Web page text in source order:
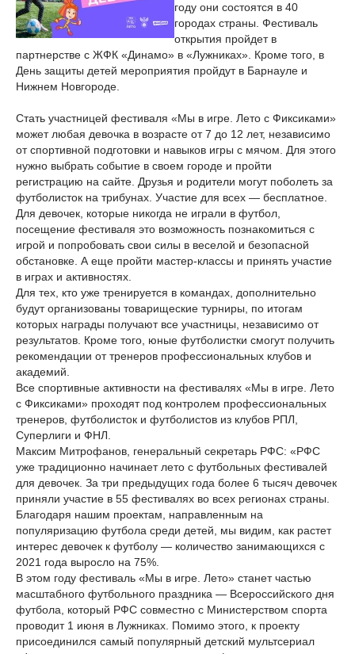
году они состоятся в 40
городах страны. Фестиваль
открытия пройдет в
партнерстве с ЖФК «Динамо» в «Лужниках». Кроме того, в
День защиты детей мероприятия пройдут в Барнауле и
Нижнем Новгороде.
Стать участницей фестиваля «Мы в игре. Лето с Фиксиками»
может любая девочка в возрасте от 7 до 12 лет, независимо
от спортивной подготовки и навыков игры с мячом. Для этого
нужно выбрать событие в своем городе и пройти
регистрацию на сайте. Друзья и родители могут поболеть за
футболисток на трибунах. Участие для всех — бесплатное.
Для девочек, которые никогда не играли в футбол,
посещение фестиваля это возможность познакомиться с
игрой и попробовать свои силы в веселой и безопасной
обстановке. А еще пройти мастер-классы и принять участие
в играх и активностях.
Для тех, кто уже тренируется в командах, дополнительно
будут организованы товарищеские турниры, по итогам
которых награды получают все участницы, независимо от
результатов. Кроме того, юные футболистки смогут получить
рекомендации от тренеров профессиональных клубов и
академий.
Все спортивные активности на фестивалях «Мы в игре. Лето
с Фиксиками» проходят под контролем профессиональных
тренеров, футболисток и футболистов из клубов РПЛ,
Суперлиги и ФНЛ.
Максим Митрофанов, генеральный секретарь РФС: «РФС
уже традиционно начинает лето с футбольных фестивалей
для девочек. За три предыдущих года более 6 тысяч девочек
приняли участие в 55 фестивалях во всех регионах страны.
Благодаря нашим проектам, направленным на
популяризацию футбола среди детей, мы видим, как растет
интерес девочек к футболу — количество занимающихся с
2021 года выросло на 75%.
В этом году фестиваль «Мы в игре. Лето» станет частью
масштабного футбольного праздника — Всероссийского дня
футбола, который РФС совместно с Министерством спорта
проводит 1 июня в Лужниках. Помимо этого, к проекту
присоединился самый популярный детский мультсериал